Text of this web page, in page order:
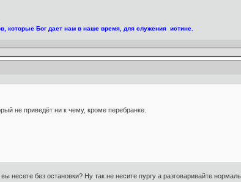
которые Бог дает нам в наше время, для служения истине.
не приведёт ни к чему, кроме перебранке.
несете без остановки? Ну так не несите пургу а разговаривайте